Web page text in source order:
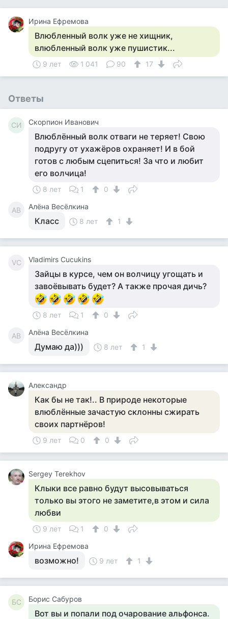
Ирина Ефремова
Влюбленный волк уже не хищник,
влюбленный волк уже пушистик...
9 лет 1 041 90 17
Ответы
СИ Скорпион Иванович
Влюблённый волк отваги не теряет! Свою
подругу от ухажёров охраняет! И в бой
готов с любым сцепиться! За что и любит
его волчица!
8 лет 1 0
АВ Алёна Весёлкина
Класс 8 лет 1
VC Vladimirs Cucukins
Зайцы в курсе, чем он волчицу угощать и
завоёвывать будет? А также прочая дичь?
8 лет 1 0
АВ Алёна Весёлкина
Думаю да))) 8 лет 1
Александр
Как бы не так!.. В природе некоторые
влюблённые зачастую склонны сжирать
своих партнёров!
9 лет 0 0
Sergey Terekhov
Клыки все равно будут высовываться
только вы этого не заметите,в этом и сила
любви
9 лет 1
0
Ирина Ефремова
возможно! 9 лет 1
БС Борис Сабуров
Вот вы и попали под очарование альфонса.